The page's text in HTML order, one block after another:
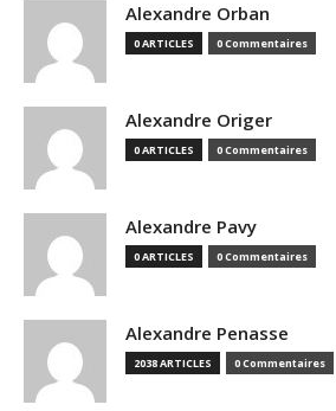
Alexandre Orban
0 ARTICLES 0 Commentaires
Alexandre Origer
0 ARTICLES 0 Commentaires
Alexandre Pavy
0 ARTICLES 0 Commentaires
Alexandre Penasse
2038 ARTICLES 0 Commentaires